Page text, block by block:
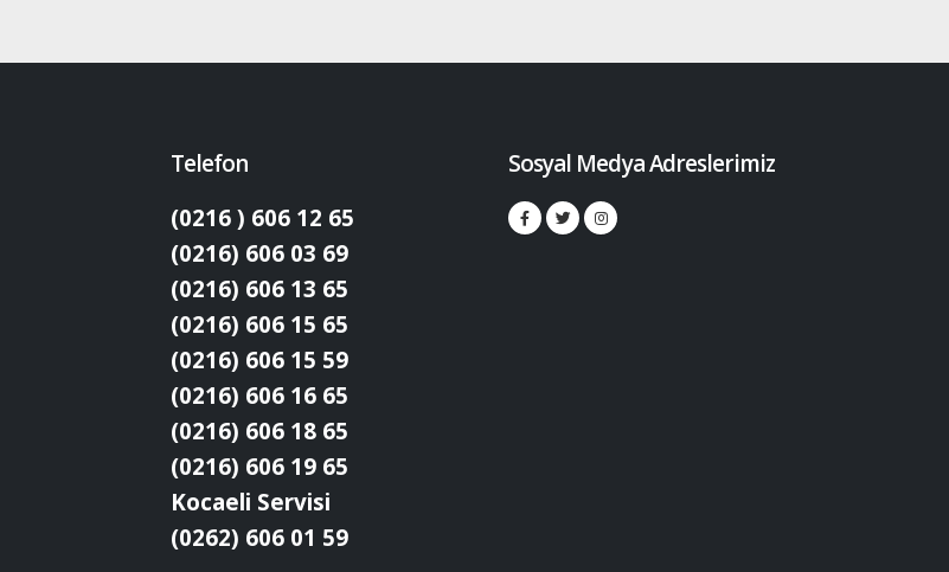
Telefon
(0216 ) 606 12 65
(0216) 606 03 69
(0216) 606 13 65
(0216) 606 15 65
(0216) 606 15 59
(0216) 606 16 65
(0216) 606 18 65
(0216) 606 19 65
Kocaeli Servisi
(0262) 606 01 59
Sosyal Medya Adreslerimiz